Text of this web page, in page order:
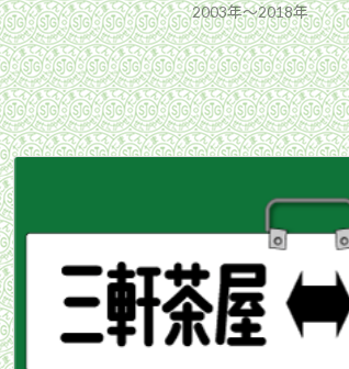
2003年〜2018年